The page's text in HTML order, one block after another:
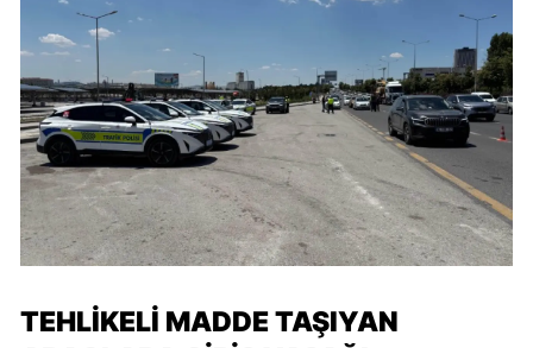
TEHLIKELI MADDE TAŞIYAN